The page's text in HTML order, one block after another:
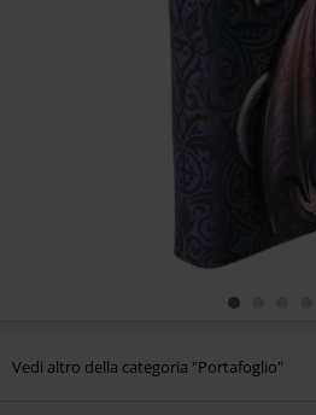
Vedi altro della categoria "Portafoglio"